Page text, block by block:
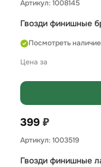
Артикул: 1008145
Гвозди финишные
Посмотреть наличие
Цена за
399 ₽
Артикул: 1003519
Гвозди финишные